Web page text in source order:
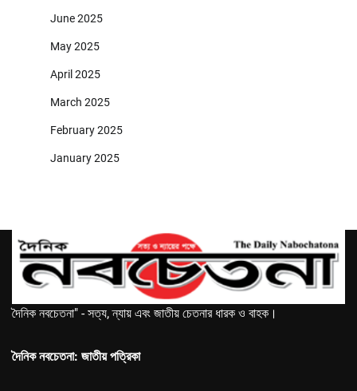
June 2025
May 2025
April 2025
March 2025
February 2025
January 2025
দৈনিক নবচেতনা" - সত্য, ন্যায় এবং জাতীয় চেতনার ধারক ও বাহক।
দৈনিক নবচেতনা: জাতীয় পত্রিকা